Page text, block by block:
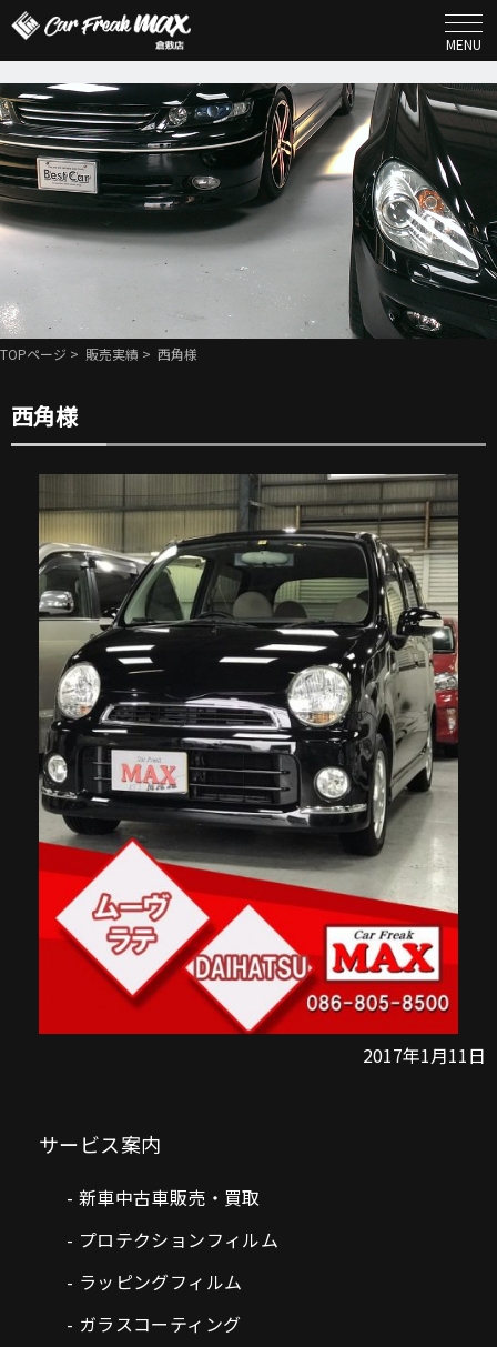
MENU
TOPページ > 販売実績 > 西角様
西角様
2017年1月11日
サービス案内
新車中古車販売・買取
プロテクションフィルム
ラッピングフィルム
ガラスコーティング